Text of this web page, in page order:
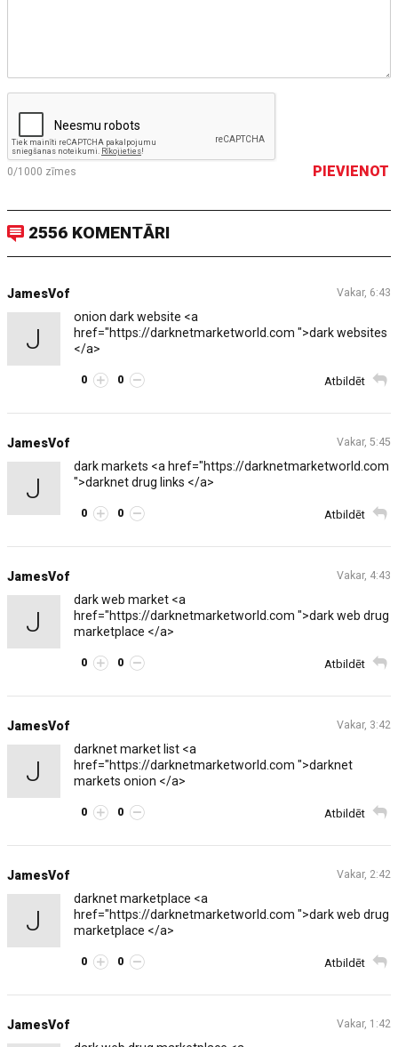
0/1000 zīmes PIEVIENOT
2556 KOMENTĀRI
Vakar, 6:43
JamesVof
J
onion dark website <a
href="https://darknetmarketworld.com ">dark websites
</a>
Atbildēt
0 0
Vakar, 5:45
JamesVof
J
dark markets <a href="https://darknetmarketworld.com
">darknet drug links </a>
Atbildēt
0 0
Vakar, 4:43
JamesVof
J
dark web market <a
href="https://darknetmarketworld.com ">dark web drug
marketplace </a>
Atbildēt
0 0
Vakar, 3:42
JamesVof
J
darknet market list <a
href="https://darknetmarketworld.com ">darknet
markets onion </a>
Atbildēt
0 0
Vakar, 2:42
JamesVof
J
darknet marketplace <a
href="https://darknetmarketworld.com ">dark web drug
marketplace </a>
Atbildēt
0 0
Vakar, 1:42
JamesVof